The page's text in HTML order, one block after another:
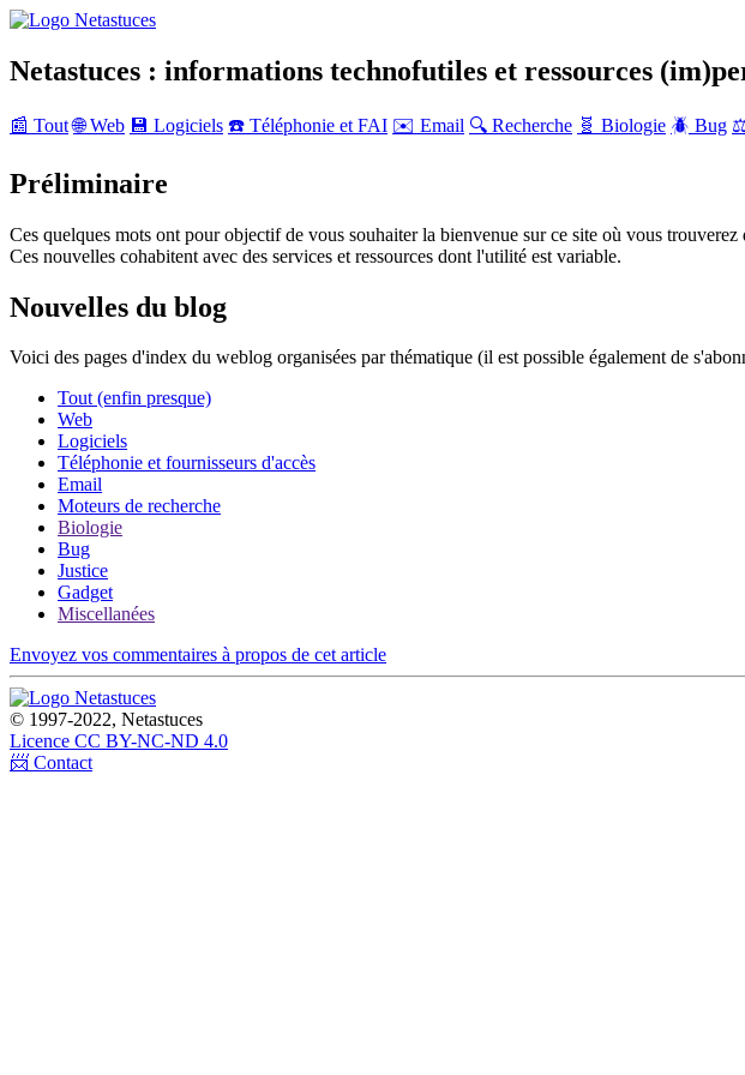
Netastuces : informations technofutiles et ressources
📰 Tout 🌐 Web 💾 Logiciels ☎️ Téléphonie et FAI ✉️ Email 🔍 Recherche 🧬 Biologie 🪲 Bug
Préliminaire
Ces quelques mots ont pour objectif de vous souhaiter la bienvenue sur ce site où vous
Ces nouvelles cohabitent avec des services et ressources dont l'utilité est variable.
Nouvelles du blog
Voici des pages d'index du weblog organisées par thématique (il est possible également de
Tout (enfin presque)
Web
Logiciels
Téléphonie et fournisseurs d'accès
Email
Moteurs de recherche
Biologie
Bug
Justice
Gadget
Miscellanées
Envoyez vos commentaires à propos de cet article
© 1997-2022, Netastuces
Licence CC BY-NC-ND 4.0
📨 Contact